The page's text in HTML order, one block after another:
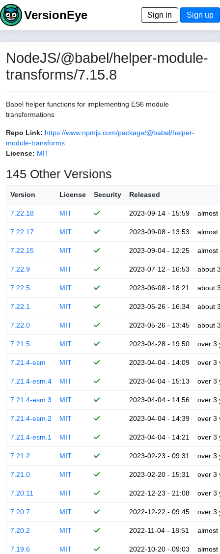
VersionEye Sign in Sign up
NodeJS/@babel/helper-module-
transforms/7.15.8
Babel helper functions for implementing ES6 module
transformations
Repo Link: https://www.npmjs.com/package/@babel/helper-
module-transforms
License: MIT
145 Other Versions
Version License Security Released
7.22.18 MIT 2023-09-14 - 15:59 almost
7.22.17 MIT 2023-09-08 - 13:53 almost
7.22.15 MIT 2023-09-04 - 12:25 almost
7.22.9 MIT 2023-07-12 - 16:53 about
7.22.5 MIT 2023-06-08 - 18:21 about
7.22.1 MIT 2023-05-26 - 16:34 about
7.22.0 MIT 2023-05-26 - 13:45 about
7.21.5 MIT 2023-04-28 - 19:50 over 3
7.21.4-esm MIT 2023-04-04 - 14:09 over 3
7.21.4-esm.4 MIT 2023-04-04 - 15:13 over 3
7.21.4-esm.3 MIT 2023-04-04 - 14:56 over 3
7.21.4-esm.2 MIT 2023-04-04 - 14:39 over 3
7.21.4-esm.1 MIT 2023-04-04 - 14:21 over 3
7.21.2 MIT 2023-02-23 - 09:31 over 3
7.21.0 MIT 2023-02-20 - 15:31 over 3
7.20.11 MIT 2022-12-23 - 21:08 over 3
7.20.7 MIT 2022-12-22 - 09:45 over 3
7.20.2 MIT 2022-11-04 - 18:51 almost
7.19.6 MIT 2022-10-20 - 09:03 almost